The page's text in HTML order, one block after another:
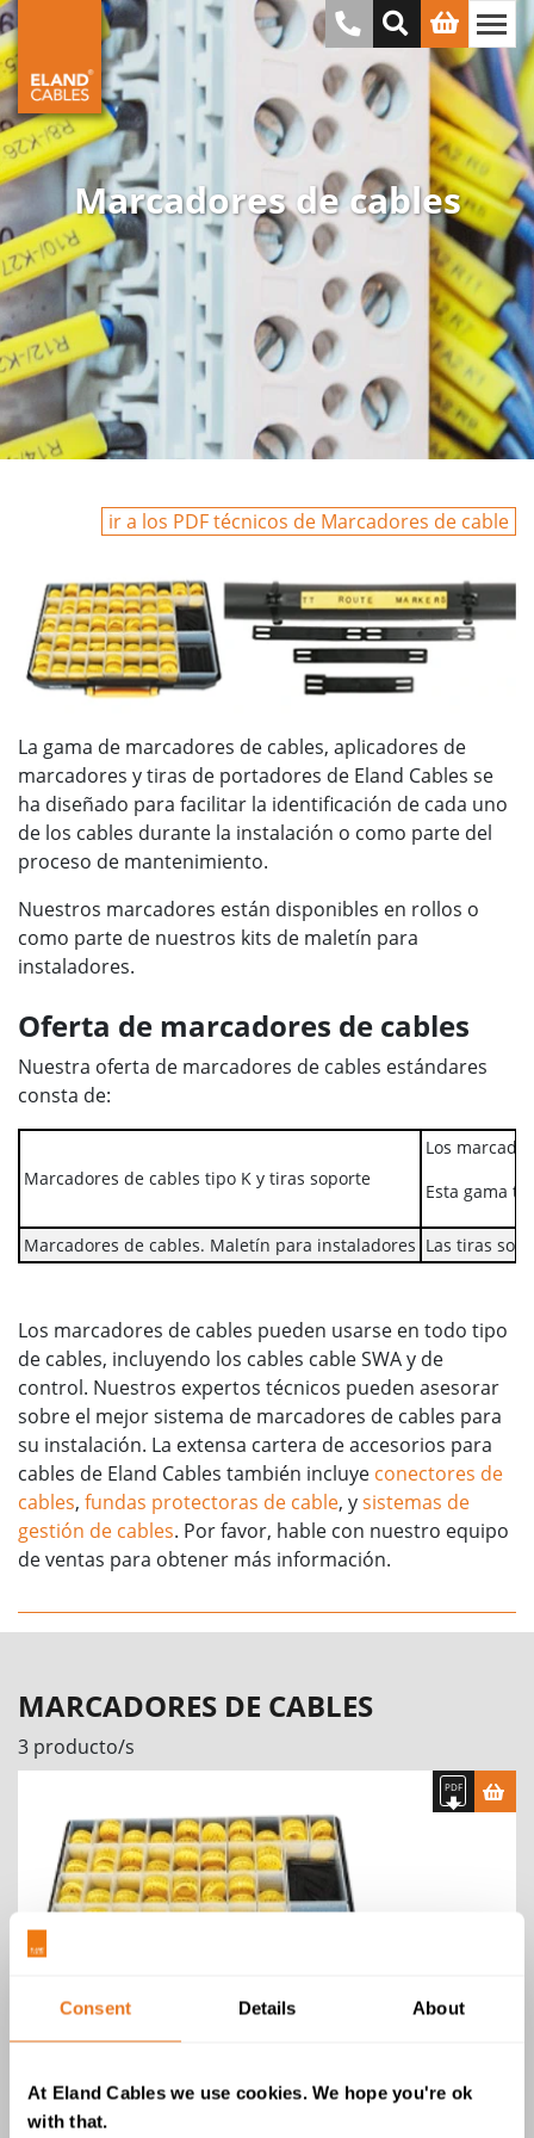
Consent Details About
At Eland Cables we use cookies. We hope you're ok
with that.
Marcadores de cables
ir a los PDF técnicos de Marcadores de cable
La gama de marcadores de cables, aplicadores de
marcadores y tiras de portadores de Eland Cables se
ha diseñado para facilitar la identificación de cada uno
de los cables durante la instalación o como parte del
proceso de mantenimiento.
Nuestros marcadores están disponibles en rollos o
como parte de nuestros kits de maletín para
instaladores.
Oferta de marcadores de cables
Nuestra oferta de marcadores de cables estándares
consta de:
Marcadores de cables tipo K y tiras soporte
Los
Esta gama
Marcadores de cables. Maletín para instaladores Las tiras
Los marcadores de cables pueden usarse en todo tipo
de cables, incluyendo los cables cable SWA y de
control. Nuestros expertos técnicos pueden asesorar
sobre el mejor sistema de marcadores de cables para
su instalación. La extensa cartera de accesorios para
cables de Eland Cables también incluye conectores de
cables, fundas protectoras de cable, ysistemas de
gestión de cables. Por favor, hable con nuestro equipo
de ventas para obtener más información.
MARCADORES DE CABLES
3 producto/s
instaladores